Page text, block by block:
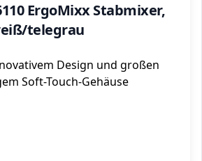
ErgoMixx Stabmixer,
telegrau
Design und großen
Soft-Touch-Gehäuse